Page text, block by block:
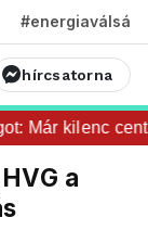
#energiaválság
hírcsatorna
kilenc
a